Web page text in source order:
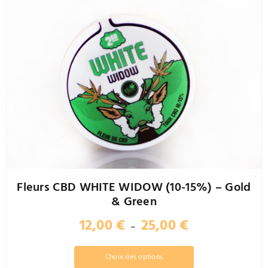
Fleurs CBD WHITE WIDOW (10-15%) – Gold
& Green
12,00€ – 25,00€
prix :
Choix des options
Ce